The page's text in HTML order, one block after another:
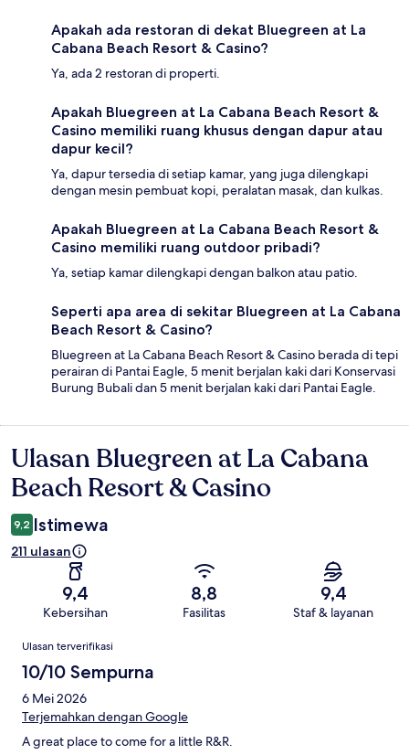
Apakah ada restoran di dekat Bluegreen at La
Cabana Beach Resort & Casino?
Ya, ada 2 restoran di properti.
Apakah Bluegreen at La Cabana Beach Resort &
Casino memiliki ruang khusus dengan dapur atau
dapur kecil?
Ya, dapur tersedia di setiap kamar, yang juga dilengkapi
dengan mesin pembuat kopi, peralatan masak, dan kulkas.
Apakah Bluegreen at La Cabana Beach Resort &
Casino memiliki ruang outdoor pribadi?
Ya, setiap kamar dilengkapi dengan balkon atau patio.
Seperti apa area di sekitar Bluegreen at La Cabana
Beach Resort & Casino?
Bluegreen at La Cabana Beach Resort & Casino berada di tepi
perairan di Pantai Eagle, 5 menit berjalan kaki dari Konservasi
Burung Bubali dan 5 menit berjalan kaki dari Pantai Eagle.
Ulasan
Ulasan Bluegreen at La Cabana
Beach Resort & Casino
9,2 Istimewa
211 ulasan
9,4
Kebersihan
8,8
Fasilitas
9,4
Staf & layanan
Ulasan
Ulasan terverifikasi
10/10 Sempurna
6 Mei 2026
Terjemahkan dengan Google
A great place to come for a little R&R.